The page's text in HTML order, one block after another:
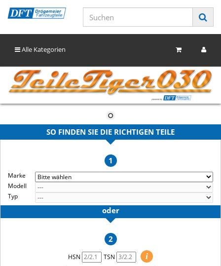
Alle Kategorien
SO FINDEN SIE DIE RICHTIGEN TEILE
1
Marke
Modell
Typ
oder
2
HSN TSN
i